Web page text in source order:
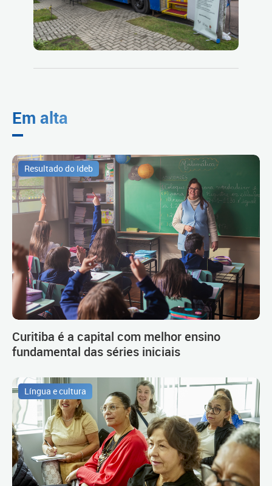
Em alta
Resultado do Ideb
Curitiba é a capital com melhor ensino
fundamental das séries iniciais
Língua e cultura